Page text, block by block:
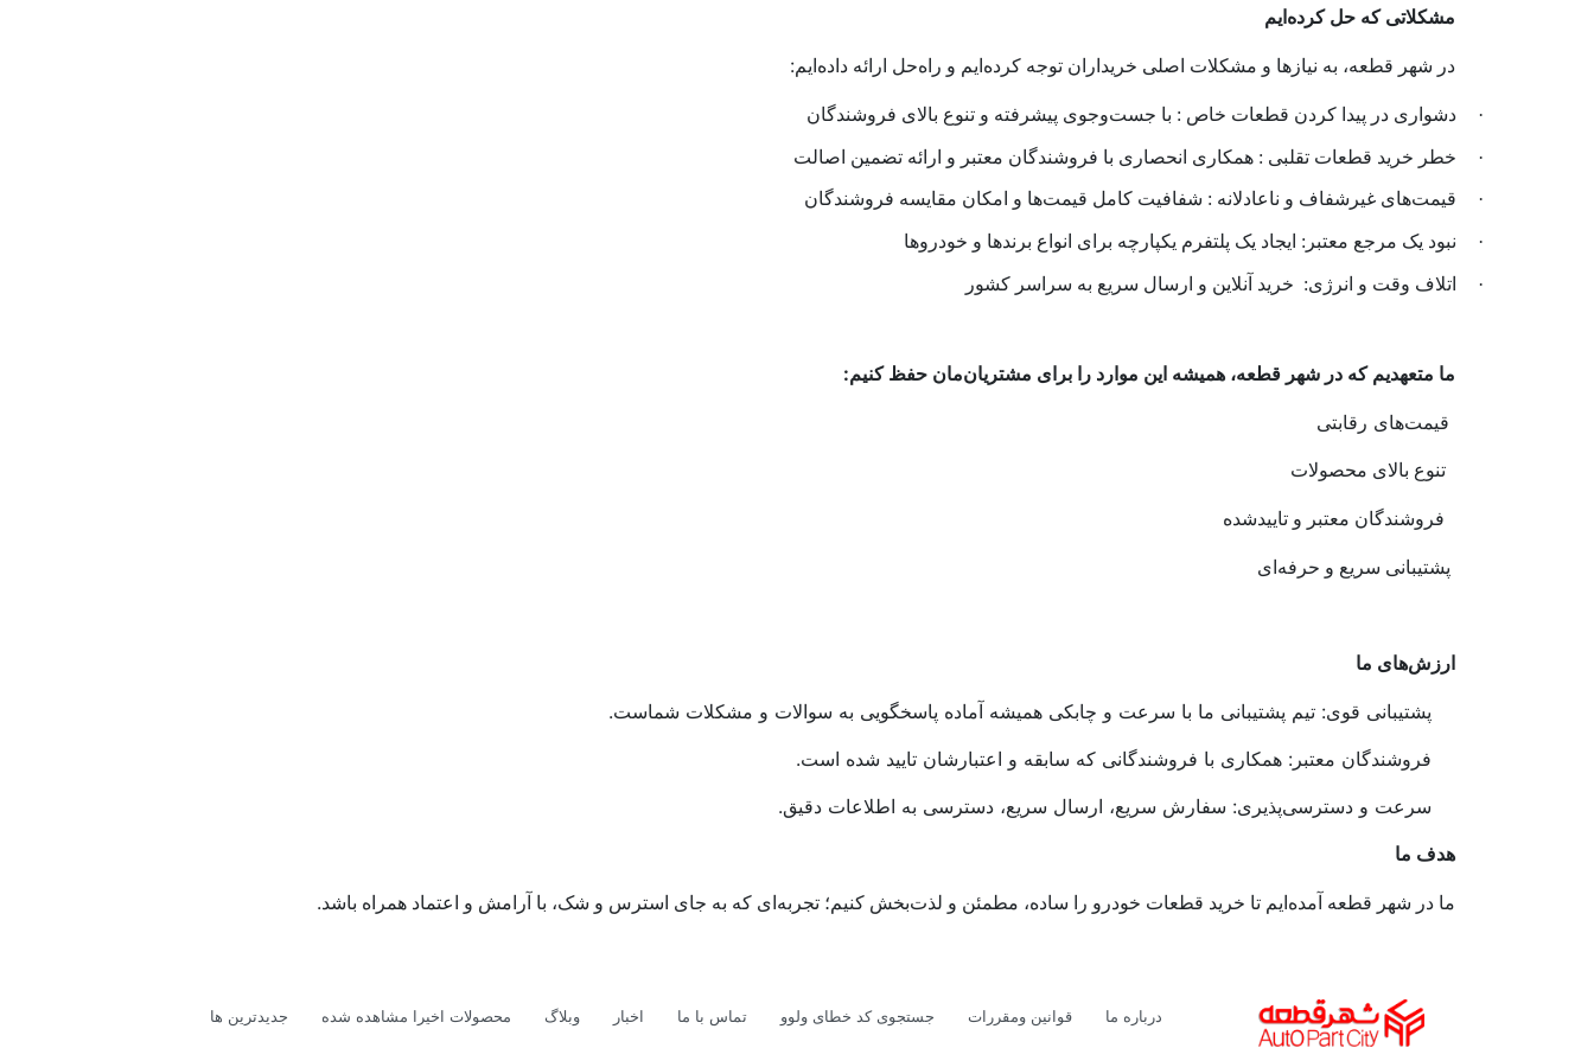
مشکلاتی که حل کرده‌ایم
در شهر قطعه، به نیازها و مشکلات اصلی خریداران توجه کرده‌ایم و راه‌حل ارائه داده‌ایم:
· دشواری در پیدا کردن قطعات خاص : با جست‌وجوی پیشرفته و تنوع بالای فروشندگان
· خطر خرید قطعات تقلبی : همکاری انحصاری با فروشندگان معتبر و ارائه تضمین اصالت
· قیمت‌های غیرشفاف و ناعادلانه : شفافیت کامل قیمت‌ها و امکان مقایسه فروشندگان
· نبود یک مرجع معتبر: ایجاد یک پلتفرم یکپارچه برای انواع برندها و خودروها
· اتلاف وقت و انرژی: خرید آنلاین و ارسال سریع به سراسر کشور
ما متعهدیم که در شهر قطعه، همیشه این موارد را برای مشتریان‌مان حفظ کنیم:
قیمت‌های رقابتی
تنوع بالای محصولات
فروشندگان معتبر و تاییدشده
پشتیبانی سریع و حرفه‌ای
ارزش‌های ما
پشتیبانی قوی: تیم پشتیبانی ما با سرعت و چابکی همیشه آماده پاسخگویی به سوالات و مشکلات شماست.
فروشندگان معتبر: همکاری با فروشندگانی که سابقه و اعتبارشان تایید شده است.
سرعت و دسترسی‌پذیری: سفارش سریع، ارسال سریع، دسترسی به اطلاعات دقیق.
هدف ما
ما در شهر قطعه آمده‌ایم تا خرید قطعات خودرو را ساده، مطمئن و لذت‌بخش کنیم؛ تجربه‌ای که به جای استرس و شک، با آرامش و اعتماد همراه باشد.
لوگو درباره ما قوانین ومقررات جستجوی کد خطای ولوو تماس با ما اخبار وبلاگ محصولات اخیرا مشاهده شده جدیدترین ها